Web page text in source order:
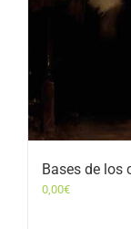
Bases de los
0,00€